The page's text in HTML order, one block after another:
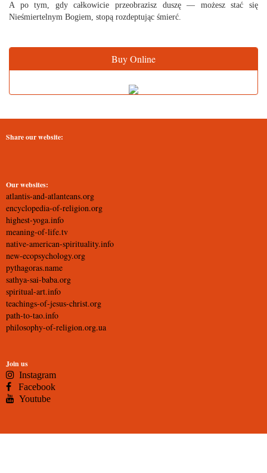
A po tym, gdy całkowicie przeobrazisz duszę — możesz stać się
Nieśmiertelnym Bogiem, stopą rozdeptując śmierć.
Buy Online
Share our website:
Our websites:
atlantis-and-atlanteans.org
encyclopedia-of-religion.org
highest-yoga.info
meaning-of-life.tv
native-american-spirituality.info
new-ecopsychology.org
pythagoras.name
sathya-sai-baba.org
spiritual-art.info
teachings-of-jesus-christ.org
path-to-tao.info
philosophy-of-religion.org.ua
Join us
Instagram
Facebook
Youtube